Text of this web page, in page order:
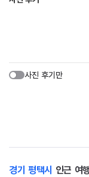
사진 후기만
경기 평택시 인근 여